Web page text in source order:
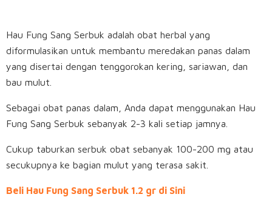
Hau Fung Sang Serbuk adalah obat herbal yang
diformulasikan untuk membantu meredakan panas dalam
yang disertai dengan tenggorokan kering, sariawan, dan
bau mulut.
Sebagai obat panas dalam, Anda dapat menggunakan Hau
Fung Sang Serbuk sebanyak 2-3 kali setiap jamnya.
Cukup taburkan serbuk obat sebanyak 100-200 mg atau
secukupnya ke bagian mulut yang terasa sakit.
Beli Hau Fung Sang Serbuk 1.2 gr di Sini